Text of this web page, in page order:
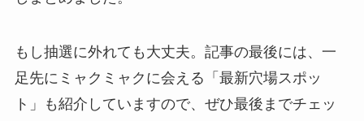
もし抽選に外れても大丈夫。記事の最後には、一
足先にミャクミャクに会える「最新穴場スポッ
ト」も紹介していますので、ぜひ最後までチェッ